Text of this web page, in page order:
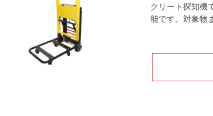
クリート探知機
能です。対象物